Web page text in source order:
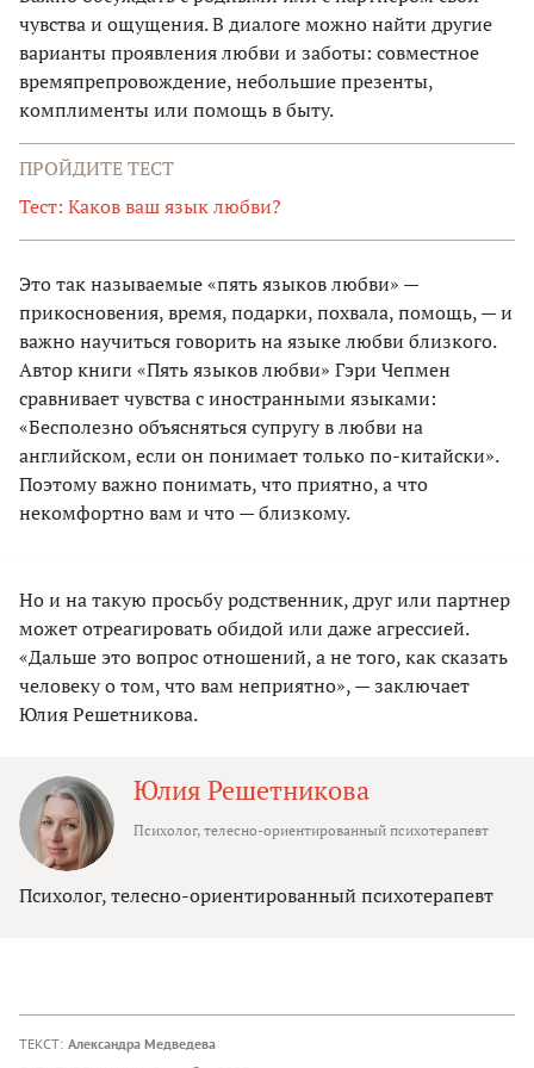
чувства и ощущения. В диалоге можно найти другие
варианты проявления любви и заботы: совместное
времяпрепровождение, небольшие презенты,
комплименты или помощь в быту.
ПРОЙДИТЕ ТЕСТ
Тест: Каков ваш язык любви?
Это так называемые «пять языков любви» —
прикосновения, время, подарки, похвала, помощь, — и
важно научиться говорить на языке любви близкого.
Автор книги «Пять языков любви» Гэри Чепмен
сравнивает чувства с иностранными языками:
«Бесполезно объясняться супругу в любви на
английском, если он понимает только по-китайски».
Поэтому важно понимать, что приятно, а что
некомфортно вам и что — близкому.
Но и на такую просьбу родственник, друг или партнер
может отреагировать обидой или даже агрессией.
«Дальше это вопрос отношений, а не того, как сказать
человеку о том, что вам неприятно», — заключает
Юлия Решетникова.
Юлия Решетникова
Психолог, телесно-ориентированный психотерапевт
Психолог, телесно-ориентированный психотерапевт
ТЕКСТ: Александра Медведева